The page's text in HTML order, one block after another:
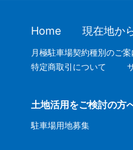
Home 現在地か
月極駐車場契約種別のご案
特定商取引について
土地活用をご検討の方
駐車場用地募集